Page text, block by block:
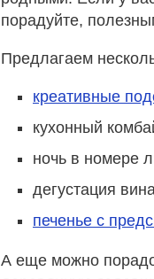
порадуйте,
Предлагаем
креативные
кухонный
ночь в номере
дегустация
печенье с
А еще можно